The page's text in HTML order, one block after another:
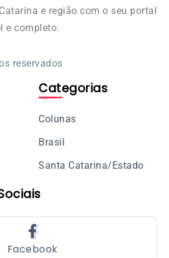
e região com o seu portal
e completo.
reservados
Categorias
Colunas
Brasil
Santa Catarina/Estado
Facebook